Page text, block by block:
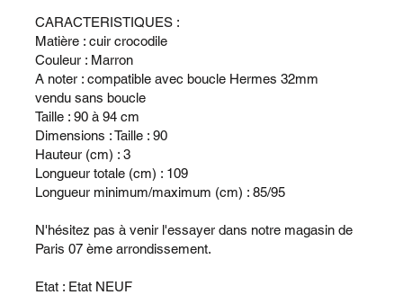
CARACTERISTIQUES :
Matière : cuir crocodile
Couleur : Marron
A noter : compatible avec boucle Hermes 32mm
vendu sans boucle
Taille : 90 à 94 cm
Dimensions : Taille : 90
Hauteur (cm) : 3
Longueur totale (cm) : 109
Longueur minimum/maximum (cm) : 85/95
N'hésitez pas à venir l'essayer dans notre magasin de
Paris 07 ème arrondissement.
Etat : Etat NEUF